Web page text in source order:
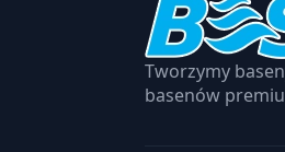
Tworzymy
basenów